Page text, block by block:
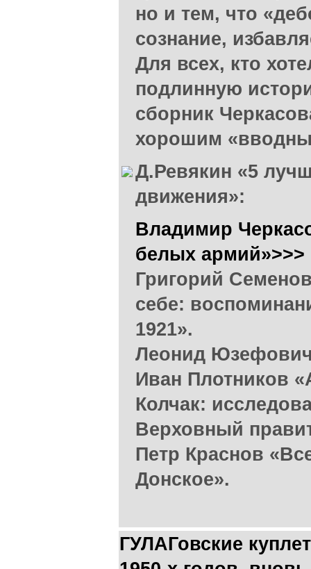
но и тем, что
сознание,
Для всех, кто
подлинную
сборник
хорошим
Д.Ревякин «5
движения»:
Владимир
белых армий»>>>
Григорий
себе:
1921».
Леонид
Иван Плотников
Колчак:
Верховный
Петр Краснов
Донское».
ГУЛАГовские